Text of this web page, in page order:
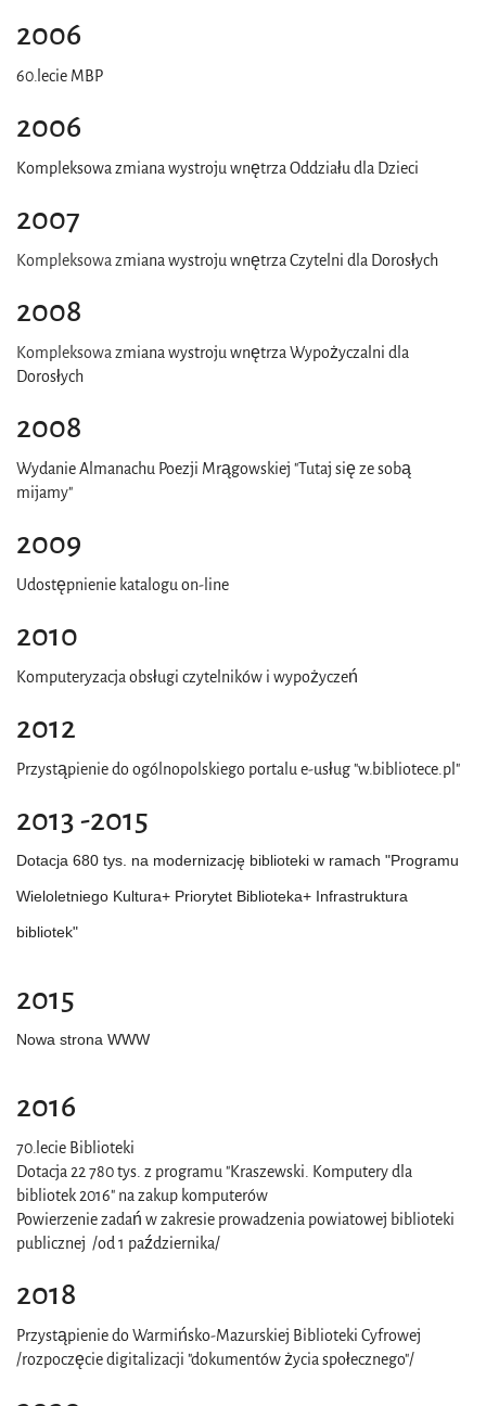
2006
60.lecie MBP
2006
Kompleksowa zmiana wystroju wnętrza Oddziału dla Dzieci
2007
Kompleksowa zmiana wystroju wnętrza Czytelni dla Dorosłych
2008
Kompleksowa zmiana wystroju wnętrza Wypożyczalni dla
Dorosłych
2008
Wydanie Almanachu Poezji Mrągowskiej "Tutaj się ze sobą
mijamy"
2009
Udostępnienie katalogu on-line
2010
Komputeryzacja obsługi czytelników i wypożyczeń
2012
Przystąpienie do ogólnopolskiego portalu e-usług "w.bibliotece.pl"
2013 -2015
Dotacja 680 tys. na modernizację biblioteki w ramach "Programu
Wieloletniego Kultura+ Priorytet Biblioteka+ Infrastruktura
bibliotek"
2015
Nowa strona WWW
2016
70.lecie Biblioteki
Dotacja 22 780 tys. z programu "Kraszewski. Komputery dla
bibliotek 2016" na zakup komputerów
Powierzenie zadań w zakresie prowadzenia powiatowej biblioteki
publicznej /od 1 października/
2018
Przystąpienie do Warmińsko-Mazurskiej Biblioteki Cyfrowej
/rozpoczęcie digitalizacji "dokumentów życia społecznego"/